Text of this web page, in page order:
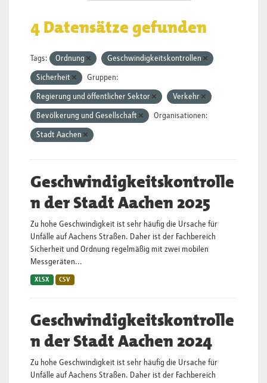
4 Datensätze gefunden
Tags: Ordnung Geschwindigkeitskontrollen
Sicherheit Gruppen:
Regierung und öffentlicher Sektor Verkehr
Bevölkerung und Gesellschaft Organisationen:
Stadt Aachen
Geschwindigkeitskontrolle
n der Stadt Aachen 2025
Zu hohe Geschwindigkeit ist sehr häufig die Ursache für
Unfälle auf Aachens Straßen. Daher ist der Fachbereich
Sicherheit und Ordnung regelmäßig mit zwei mobilen
Messgeräten...
XLSX CSV
Geschwindigkeitskontrolle
n der Stadt Aachen 2024
Zu hohe Geschwindigkeit ist sehr häufig die Ursache für
Unfälle auf Aachens Straßen. Daher ist der Fachbereich